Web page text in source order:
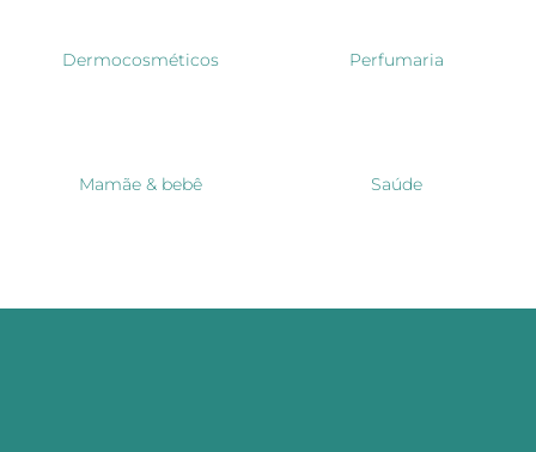
Dermocosméticos Perfumaria
Mamãe & bebê Saúde